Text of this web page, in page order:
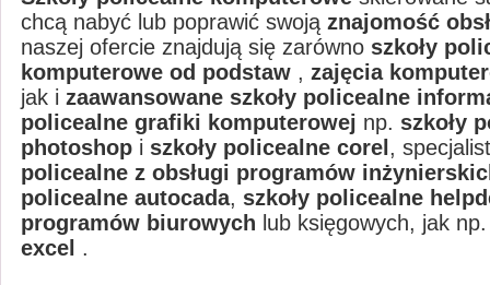
chcą nabyć lub poprawić swoją znajomość
naszej ofercie znajdują się zarówno szkoły
komputerowe od podstaw , zajęcia
jak i zaawansowane szkoły policealne
policealne grafiki komputerowej np. szkoły
photoshop i szkoły policealne corel ,
policealne z obsługi programów
policealne autocada, szkoły policealne
programów biurowych lub księgowych, jak
excel .